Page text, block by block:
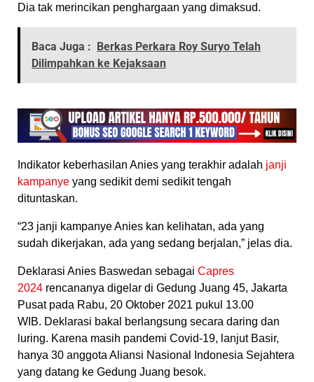
Dia tak merincikan penghargaan yang dimaksud.
Baca Juga : Berkas Perkara Roy Suryo Telah
Dilimpahkan ke Kejaksaan
Indikator keberhasilan Anies yang terakhir adalah janji
kampanye yang sedikit demi sedikit tengah
dituntaskan.
“23 janji kampanye Anies kan kelihatan, ada yang
sudah dikerjakan, ada yang sedang berjalan,” jelas dia.
Deklarasi Anies Baswedan sebagai Capres
2024 rencananya digelar di Gedung Juang 45, Jakarta
Pusat pada Rabu, 20 Oktober 2021 pukul 13.00
WIB. Deklarasi bakal berlangsung secara daring dan
luring. Karena masih pandemi Covid-19, lanjut Basir,
hanya 30 anggota Aliansi Nasional Indonesia Sejahtera
yang datang ke Gedung Juang besok.